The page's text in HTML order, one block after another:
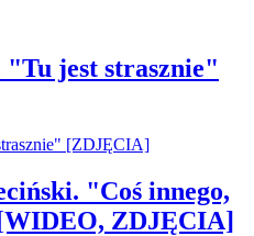
"Tu jest strasznie"
"Coś innego,
ZDJĘCIA]